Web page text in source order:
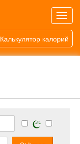
Калькулятор калорий